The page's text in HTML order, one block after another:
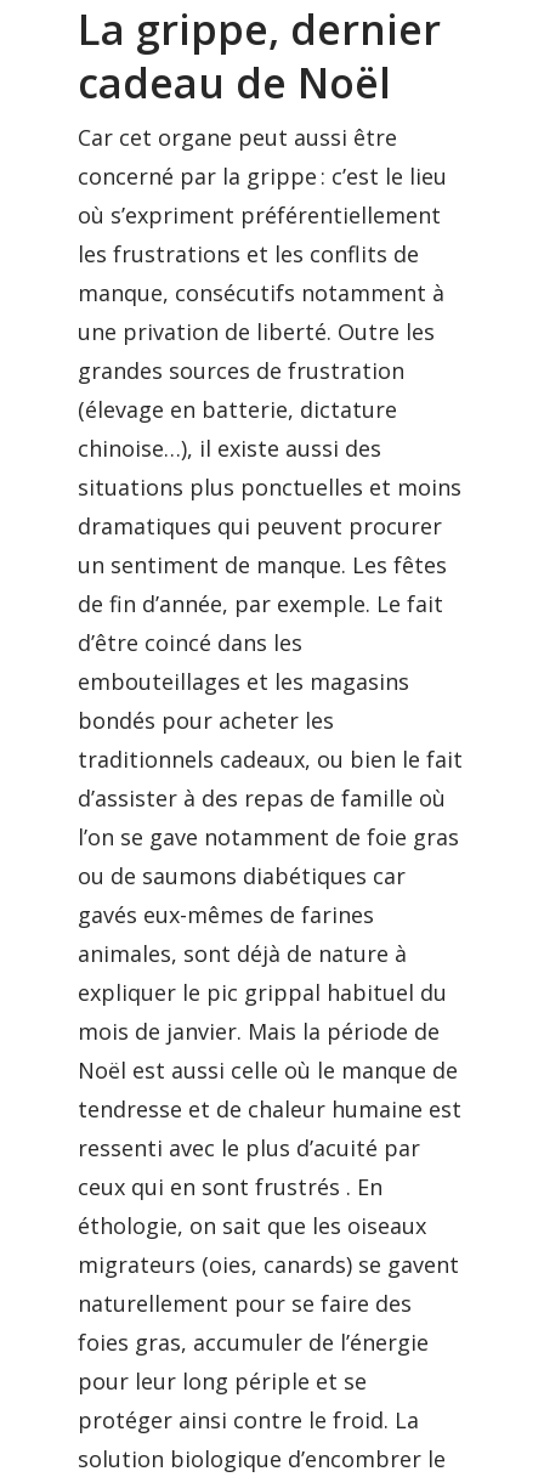
La grippe, dernier
cadeau de Noël
Car cet organe peut aussi être
concerné par la grippe : c’est le lieu
où s’expriment préférentiellement
les frustrations et les conflits de
manque, consécutifs notamment à
une privation de liberté. Outre les
grandes sources de frustration
(élevage en batterie, dictature
chinoise…), il existe aussi des
situations plus ponctuelles et moins
dramatiques qui peuvent procurer
un sentiment de manque. Les fêtes
de fin d’année, par exemple. Le fait
d’être coincé dans les
embouteillages et les magasins
bondés pour acheter les
traditionnels cadeaux, ou bien le fait
d’assister à des repas de famille où
l’on se gave notamment de foie gras
ou de saumons diabétiques car
gavés eux-mêmes de farines
animales, sont déjà de nature à
expliquer le pic grippal habituel du
mois de janvier. Mais la période de
Noël est aussi celle où le manque de
tendresse et de chaleur humaine est
ressenti avec le plus d’acuité par
ceux qui en sont frustrés . En
éthologie, on sait que les oiseaux
migrateurs (oies, canards) se gavent
naturellement pour se faire des
foies gras, accumuler de l’énergie
pour leur long périple et se
protéger ainsi contre le froid. La
solution biologique d’encombrer le